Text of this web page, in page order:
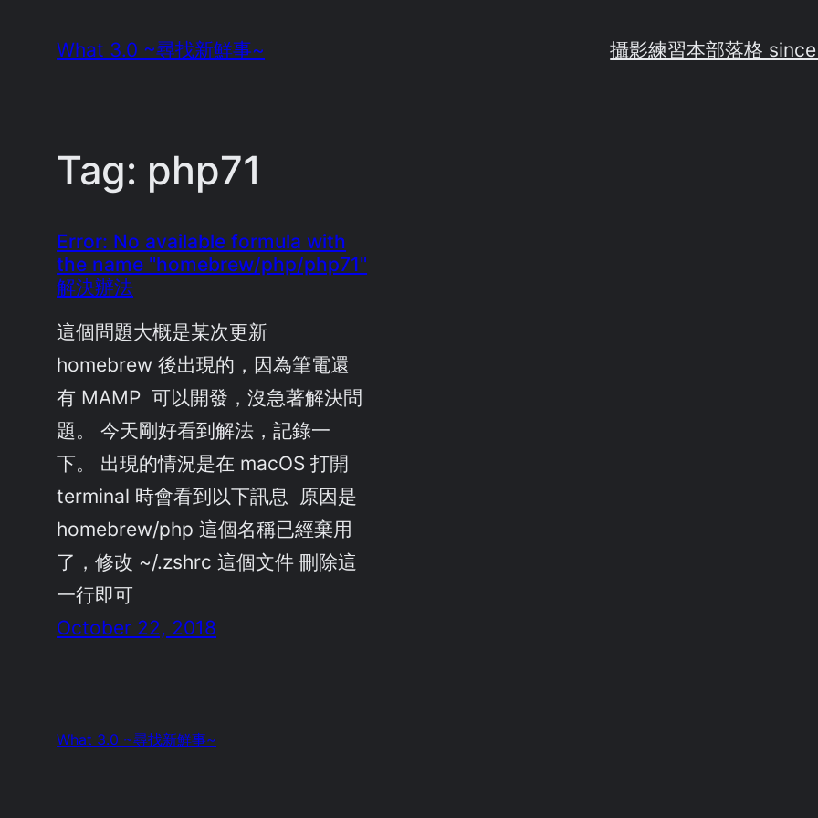
What 3.0 ~尋找新鮮事~ 攝影練習本部落格
Tag: php71
Error: No available formula with
the name "homebrew/php/php71"
解決辦法
這個問題大概是某次更新
homebrew 後出現的，因為筆電還
有 MAMP 可以開發，沒急著解決問
題。 今天剛好看到解法，記錄一
下。 出現的情況是在 macOS 打開
terminal 時會看到以下訊息 原因是
homebrew/php 這個名稱已經棄用
了，修改 ~/.zshrc 這個文件 刪除這
一行即可
October 22, 2018
What 3.0 ~尋找新鮮事~